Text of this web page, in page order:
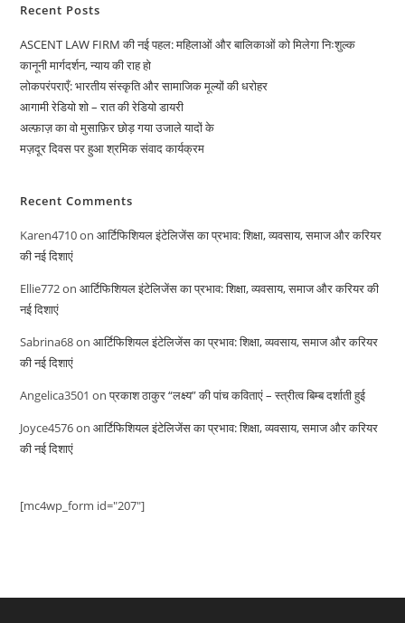
Recent Posts
ASCENT LAW FIRM की नई पहल: महिलाओं और बालिकाओं को मिलेगा निःशुल्क
कानूनी मार्गदर्शन, न्याय की राह हो
लोकपरंपराएँ: भारतीय संस्कृति और सामाजिक मूल्यों की धरोहर
आगामी रेडियो शो – रात की रेडियो डायरी
अल्फ़ाज़ का वो मुसाफ़िर छोड़ गया उजाले यादों के
मज़दूर दिवस पर हुआ श्रमिक संवाद कार्यक्रम
Recent Comments
Karen4710onआर्टिफिशियल इंटेलिजेंस का प्रभाव: शिक्षा, व्यवसाय, समाज और करियर
की नई दिशाएं
Ellie772onआर्टिफिशियल इंटेलिजेंस का प्रभाव: शिक्षा, व्यवसाय, समाज और करियर की
नई दिशाएं
Sabrina68onआर्टिफिशियल इंटेलिजेंस का प्रभाव: शिक्षा, व्यवसाय, समाज और करियर
की नई दिशाएं
Angelica3501 onप्रकाश ठाकुर “लक्ष्य” की पांच कविताएं – स्त्रीत्व बिम्ब दर्शाती हुई
Joyce4576onआर्टिफिशियल इंटेलिजेंस का प्रभाव: शिक्षा, व्यवसाय, समाज और करियर
की नई दिशाएं
[mc4wp_form id="207"]